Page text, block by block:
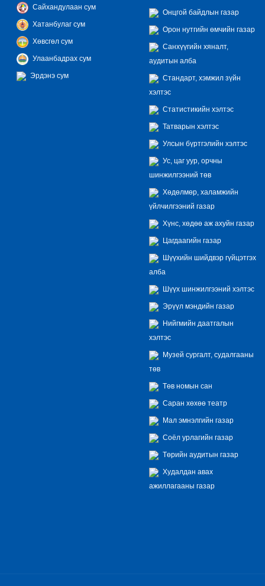
Сайхандулаан сум
Хатанбулаг сум
Хөвсгөл сум
Улаанбадрах сум
Эрдэнэ сум
Онцгой байдлын газар
Орон нутгийн өмчийн газар
Санхүүгийн хяналт,
аудитын алба
Стандарт, хэмжил зүйн
хэлтэс
Статистикийн хэлтэс
Татварын хэлтэс
Улсын бүртгэлийн хэлтэс
Ус, цаг уур, орчны
шинжилгээний төв
Хөдөлмөр, халамжийн
үйлчилгээний газар
Хүнс, хөдөө аж ахуйн газар
Цагдаагийн газар
Шүүхийн шийдвэр гүйцэтгэх
алба
Шүүх шинжилгээний хэлтэс
Эрүүл мэндийн газар
Нийгмийн даатгалын
хэлтэс
Музей сургалт, судалгааны
төв
Төв номын сан
Саран хөхөө театр
Мал эмнэлгийн газар
Соёл урлагийн газар
Төрийн аудитын газар
Худалдан авах
ажиллагааны газар